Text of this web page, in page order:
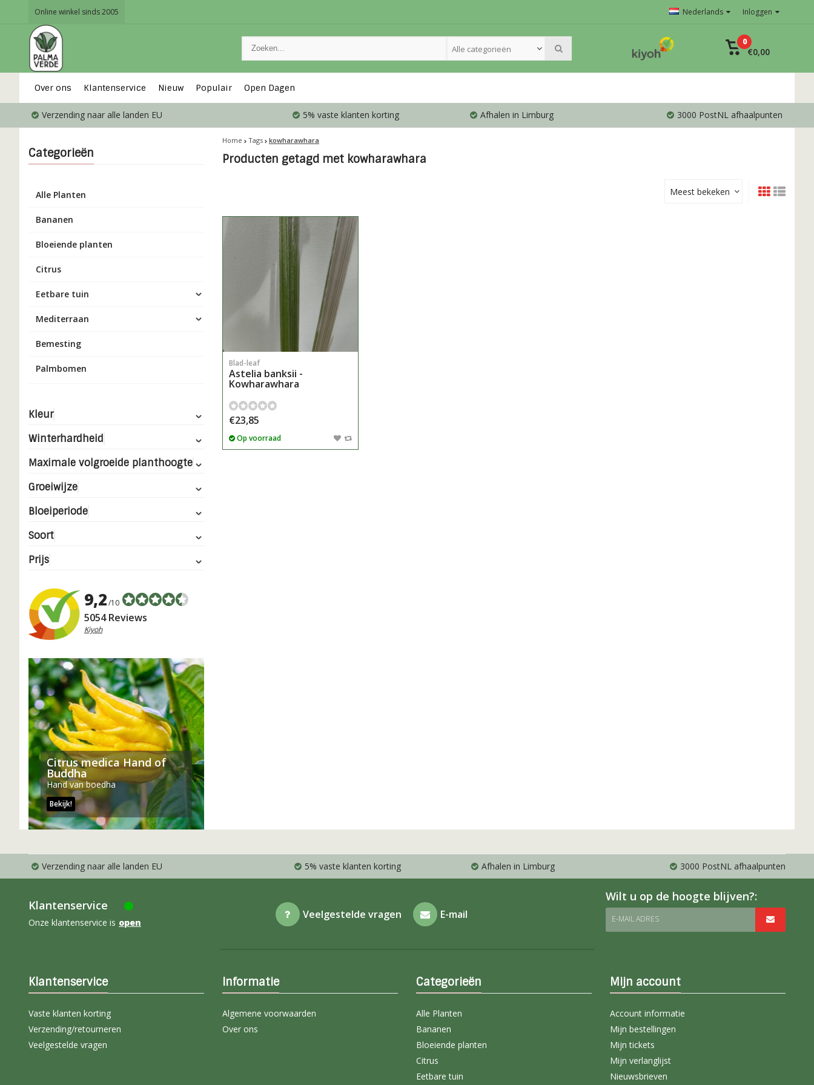
Online winkel sinds 2005 Nederlands Inloggen
Alle categorieën
0
€0,00
Over ons Klantenservice Nieuw Populair Open Dagen
Verzending naar alle landen EU 5% vaste klanten korting Afhalen in Limburg 3000 PostNL afhaalpunten
Categorieën
Alle Planten
Bananen
Bloeiende planten
Citrus
Eetbare tuin
Mediterraan
Bemesting
Palmbomen
Kleur
Winterhardheid
Maximale volgroeide planthoogte
Groeiwijze
Bloeiperiode
Soort
Prijs
9,2/10
5054 Reviews
Kiyoh
Citrus medica Hand of
Buddha
Hand van boedha
Bekijk!
Home Tags kowharawhara
Producten getagd met kowharawhara
Meest bekeken
Blad-leaf
Astelia banksii -
Kowharawhara
€23,85
Op voorraad
Verzending naar alle landen EU 5% vaste klanten korting Afhalen in Limburg 3000 PostNL afhaalpunten
Klantenservice
Onze klantenservice is open
Veelgestelde vragen E-mail
Wilt u op de hoogte blijven?:
E-MAIL ADRES
Klantenservice
Vaste klanten korting
Verzending/retourneren
Veelgestelde vragen
Informatie
Algemene voorwaarden
Over ons
Categorieën
Alle Planten
Bananen
Bloeiende planten
Citrus
Eetbare tuin
Mijn account
Account informatie
Mijn bestellingen
Mijn tickets
Mijn verlanglijst
Nieuwsbrieven